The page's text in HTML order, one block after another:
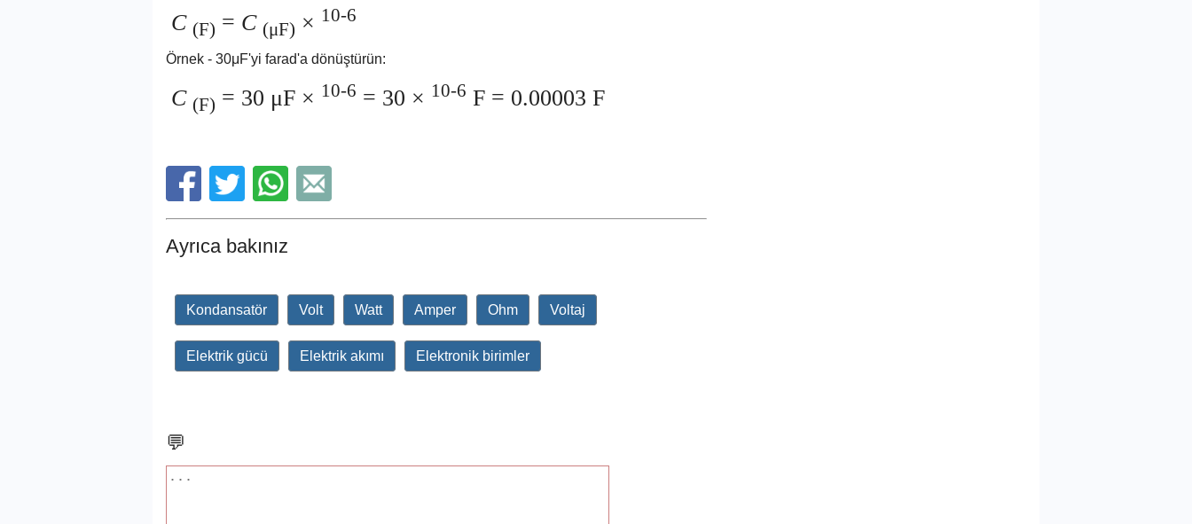
C (F) = C (μF) × 10-6
Örnek - 30μF'yi farad'a dönüştürün:
C (F) = 30 μF × 10-6 = 30 × 10-6 F = 0.00003 F
Ayrıca bakınız
Kondansatör Volt Watt Amper Ohm Voltaj
Elektrik gücü Elektrik akımı Elektronik birimler
💬